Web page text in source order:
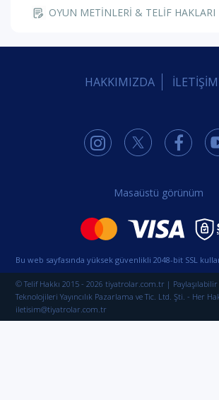
OYUN METİNLERİ & TELİF HAKLARI
HAKKIMIZDA İLETİŞİM
Masaüstü görünüm
Bu web sayfasında yüksek güvenlikli 2048-bit SSL
© Telif Hakkı 2015 - 2026 tiyatrolar.com.tr |
Teknolojileri Yayıncılık Pazarlama ve Tic. Ltd. Şti. - Her
iletisim@tiyatrolar.com.tr